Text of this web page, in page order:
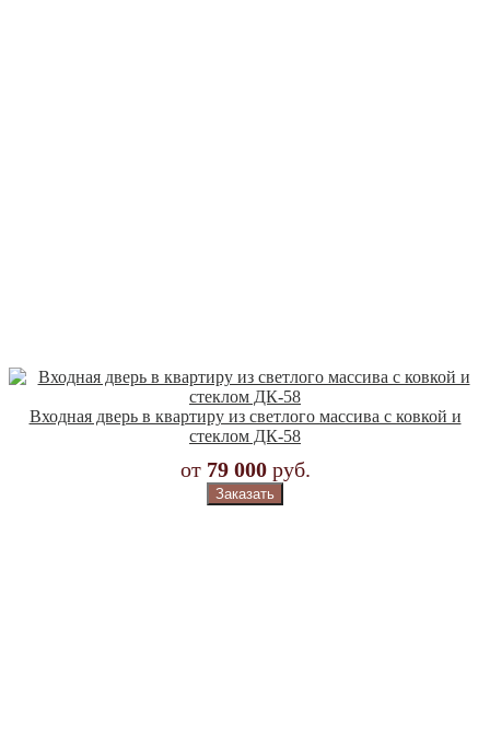
Входная дверь в квартиру из светлого массива с ковкой и
стеклом ДК-58
от 79 000 руб.
Заказать